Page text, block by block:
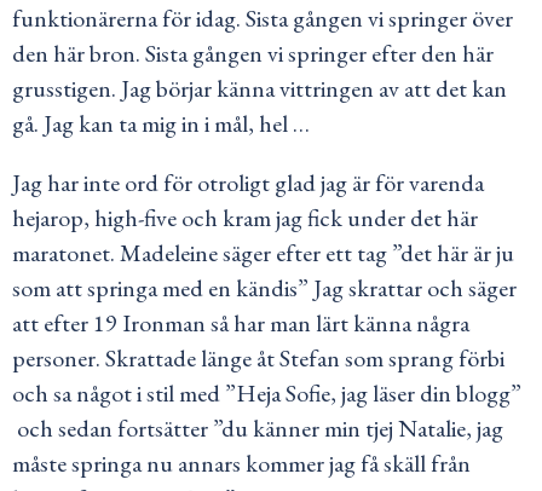
funktionärerna för idag. Sista gången vi springer över
den här bron. Sista gången vi springer efter den här
grusstigen. Jag börjar känna vittringen av att det kan
gå. Jag kan ta mig in i mål, hel …
Jag har inte ord för otroligt glad jag är för varenda
hejarop, high-five och kram jag fick under det här
maratonet. Madeleine säger efter ett tag ”det här är ju
som att springa med en kändis” Jag skrattar och säger
att efter 19 Ironman så har man lärt känna några
personer. Skrattade länge åt Stefan som sprang förbi
och sa något i stil med ”Heja Sofie, jag läser din blogg”
och sedan fortsätter ”du känner min tjej Natalie, jag
måste springa nu annars kommer jag få skäll från